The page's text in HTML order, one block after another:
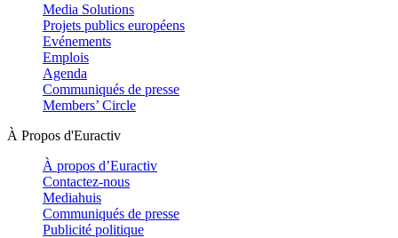
Media Solutions
Projets publics européens
Evénements
Emplois
Agenda
Communiqués de presse
Members’ Circle
À Propos d'Euractiv
À propos d’Euractiv
Contactez-nous
Mediahuis
Communiqués de presse
Publicité politique